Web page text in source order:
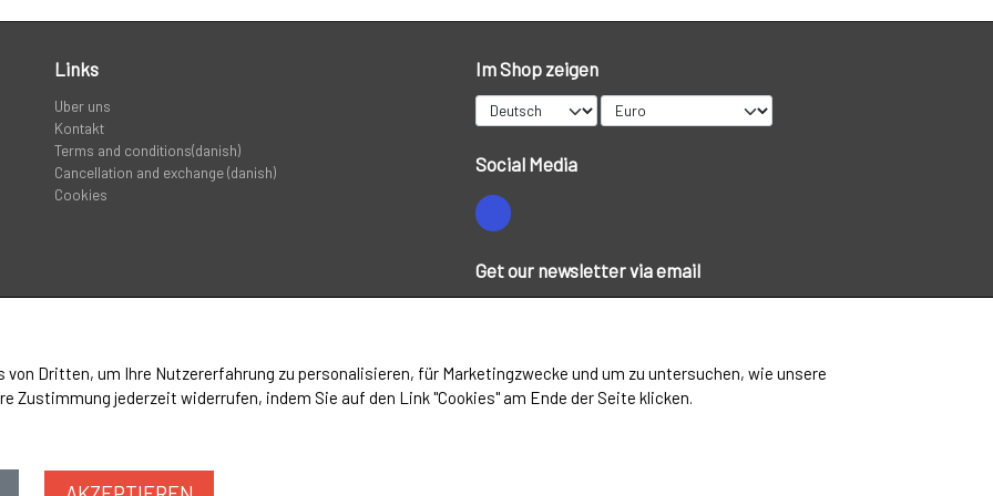
LIMITED EDITION VARER
Links
Uber uns
Kontakt
Terms and conditions(danish)
Cancellation and exchange (danish)
Cookies
Im Shop zeigen
Social Media
Get our newsletter via email
von Dritten, um Ihre Nutzererfahrung zu personalisieren, für Marketingzwecke und um zu untersuchen, wie unsere
Zustimmung jederzeit widerrufen, indem Sie auf den Link "Cookies" am Ende der Seite klicken.